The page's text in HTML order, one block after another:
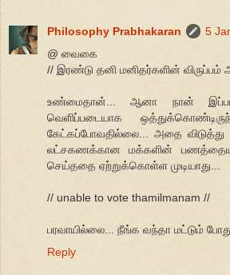
Philosophy Prabhakaran
5
@ வைகை
// இரண்டு தனி மனிதர்களின் விருப்பம்
உண்மைதான்... ஆனா நான்
வெளிப்படையாக
கேட்கப்போவதில்லை... அதை விடுத்து
லட்சகணக்கான மக்களின்
செய்ததை ஏற்றுக்கொள்ள முடியாது...
// unable to vote thamilmanam //
பரவாயில்லை... நீங்க வந்தா மட்டும்
Reply